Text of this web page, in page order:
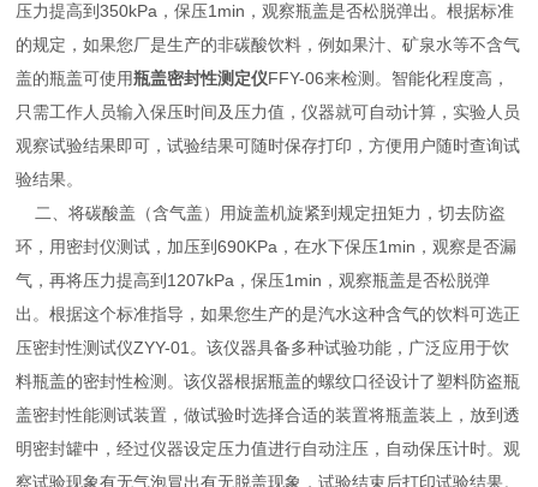
压力提高到350kPa，保压1min，观察瓶盖是否松脱弹出。根据标准
的规定，如果您厂是生产的非碳酸饮料，例如果汁、矿泉水等不含气
盖的瓶盖可使用瓶盖密封性测定仪FFY-06来检测。智能化程度高，
只需工作人员输入保压时间及压力值，仪器就可自动计算，实验人员
观察试验结果即可，试验结果可随时保存打印，方便用户随时查询试
验结果。
二、将碳酸盖（含气盖）用旋盖机旋紧到规定扭矩力，切去防盗
环，用密封仪测试，加压到690KPa，在水下保压1min，观察是否漏
气，再将压力提高到1207kPa，保压1min，观察瓶盖是否松脱弹
出。根据这个标准指导，如果您生产的是汽水这种含气的饮料可选正
压密封性测试仪ZYY-01。该仪器具备多种试验功能，广泛应用于饮
料瓶盖的密封性检测。该仪器根据瓶盖的螺纹口径设计了塑料防盗瓶
盖密封性能测试装置，做试验时选择合适的装置将瓶盖装上，放到透
明密封罐中，经过仪器设定压力值进行自动注压，自动保压计时。观
察试验现象有无气泡冒出有无脱盖现象，试验结束后打印试验结果。